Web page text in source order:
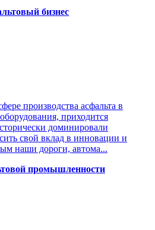
бизнес
производства асфальта в
приходится
доминировали
свой вклад в инновации и
наши дороги, автома...
промышленности